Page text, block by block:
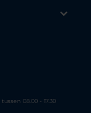
08.00 - 17.30